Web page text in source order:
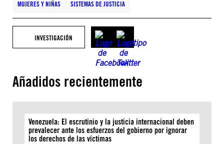
MUJERES Y NIÑAS SISTEMAS DE JUSTICIA
INVESTIGACIÓN
Añadidos recientemente
Venezuela: El escrutinio y la justicia internacional deben
prevalecer ante los esfuerzos del gobierno por ignorar
los derechos de las víctimas